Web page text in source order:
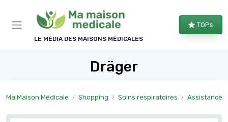
LE MÉDIA DES MAISONS MÉDICALES
TOPs
Dräger
Ma Maison Médicale Shopping Soins respiratoires Assistance